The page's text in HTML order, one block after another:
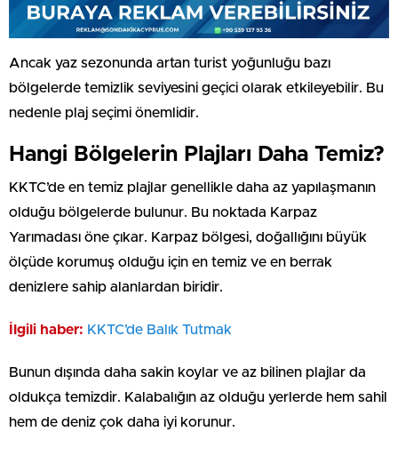
Ancak yaz sezonunda artan turist yoğunluğu bazı
bölgelerde temizlik seviyesini geçici olarak etkileyebilir. Bu
nedenle plaj seçimi önemlidir.
Hangi Bölgelerin Plajları Daha Temiz?
KKTC’de en temiz plajlar genellikle daha az yapılaşmanın
olduğu bölgelerde bulunur. Bu noktada Karpaz
Yarımadası öne çıkar. Karpaz bölgesi, doğallığını büyük
ölçüde korumuş olduğu için en temiz ve en berrak
denizlere sahip alanlardan biridir.
İlgili haber: KKTC’de Balık Tutmak
Bunun dışında daha sakin koylar ve az bilinen plajlar da
oldukça temizdir. Kalabalığın az olduğu yerlerde hem sahil
hem de deniz çok daha iyi korunur.